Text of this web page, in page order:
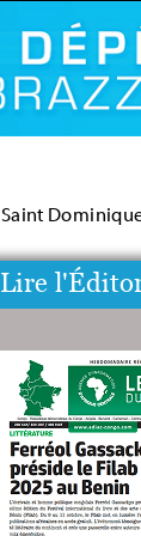
Afrique
Derrière les
Saint
Lire